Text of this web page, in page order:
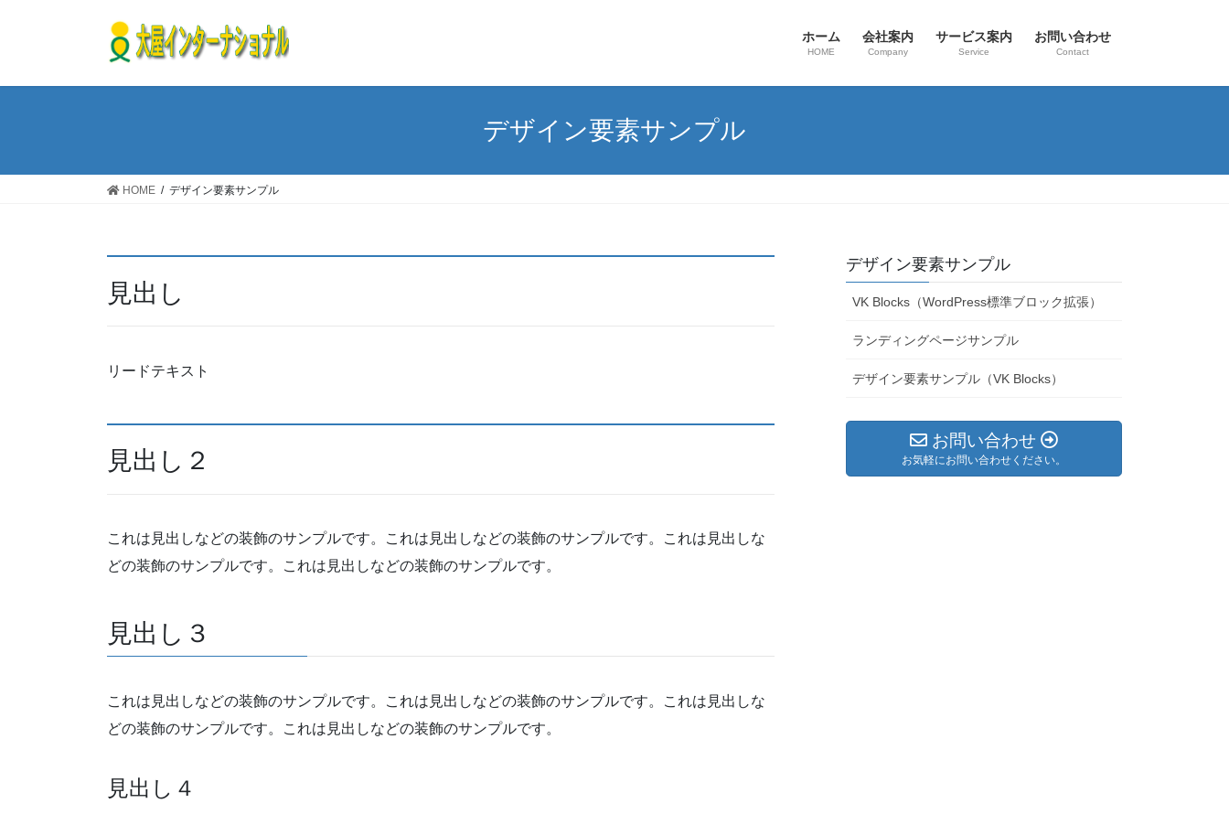
ホーム
HOME
会社案内
Company
サービス案内
Service
お問い合わせ
Contact
デザイン要素サンプル
HOME デザイン要素サンプル
見出し
リードテキスト
見出し２
これは見出しなどの装飾のサンプルです。これは見出しなどの装飾のサンプルです。これは見出しな
どの装飾のサンプルです。これは見出しなどの装飾のサンプルです。
見出し３
これは見出しなどの装飾のサンプルです。これは見出しなどの装飾のサンプルです。これは見出しな
どの装飾のサンプルです。これは見出しなどの装飾のサンプルです。
見出し４
デザイン要素サンプル
VK Blocks（WordPress標準ブロック拡張）
ランディングページサンプル
デザイン要素サンプル（VK Blocks）
お問い合わせ
お気軽にお問い合わせください。